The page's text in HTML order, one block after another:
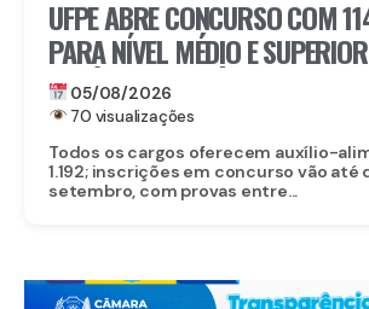
UFPE ABRE CONCURSO COM
PARA NÍVEL MÉDIO E
SALÁRIOS DE ATÉ R$ 5,2 MIL
05/08/2026
70 visualizações
Todos os cargos oferecem auxílio-
1.192; inscrições em concurso vão até
setembro, com provas entre...